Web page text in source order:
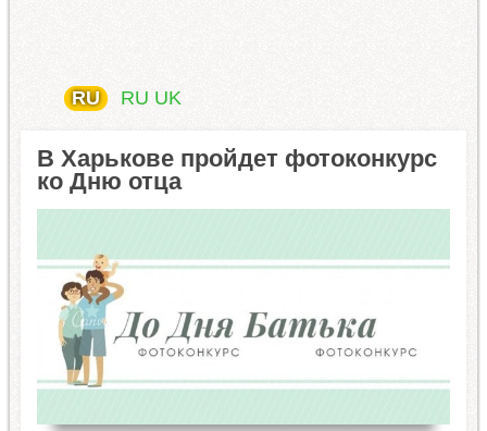
RU RU UK
В Харькове пройдет фотоконкурс
ко Дню отца